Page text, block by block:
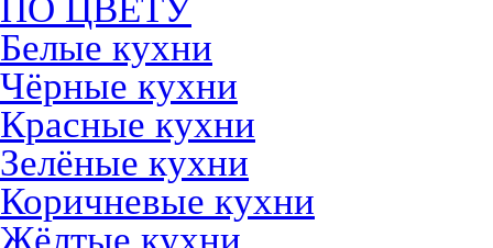
ПО ЦВЕТУ
Белые кухни
Чёрные кухни
Красные кухни
Зелёные кухни
Коричневые кухни